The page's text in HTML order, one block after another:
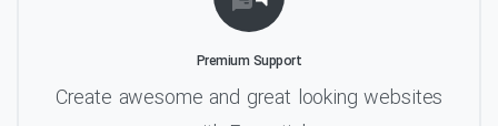
Premium Support
Create awesome and great looking websites